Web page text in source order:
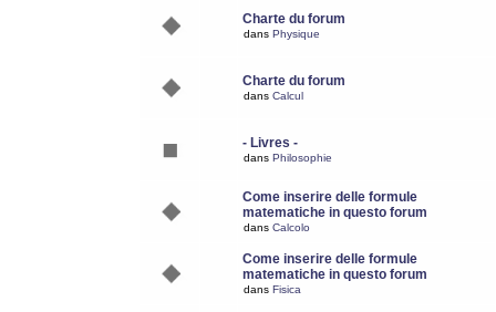
Charte du forum
dans Physique
Charte du forum
dans Calcul
- Livres -
dans Philosophie
Come inserire delle formule
matematiche in questo forum
dans Calcolo
Come inserire delle formule
matematiche in questo forum
dans Fisica